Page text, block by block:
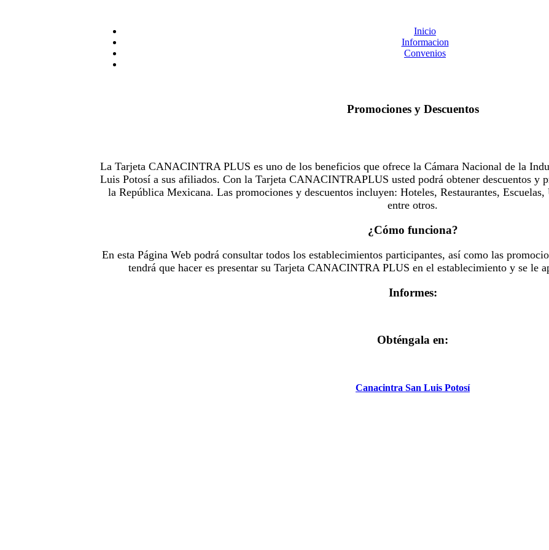
Inicio
Informacion
Convenios
Promociones y Descuentos
La Tarjeta CANACINTRA PLUS es uno de los beneficios que ofrece la Cámara Nacional de la
Luis Potosí a sus afiliados. Con la Tarjeta CANACINTRAPLUS usted podrá obtener descuentos y
la República Mexicana. Las promociones y descuentos incluyen: Hoteles, Restaurantes,
entre otros.
¿Cómo funciona?
En esta Página Web podrá consultar todos los establecimientos participantes, así como las
tendrá que hacer es presentar su Tarjeta CANACINTRA PLUS en el establecimiento y se le
Informes:
Obténgala en:
Canacintra San Luis Potosí